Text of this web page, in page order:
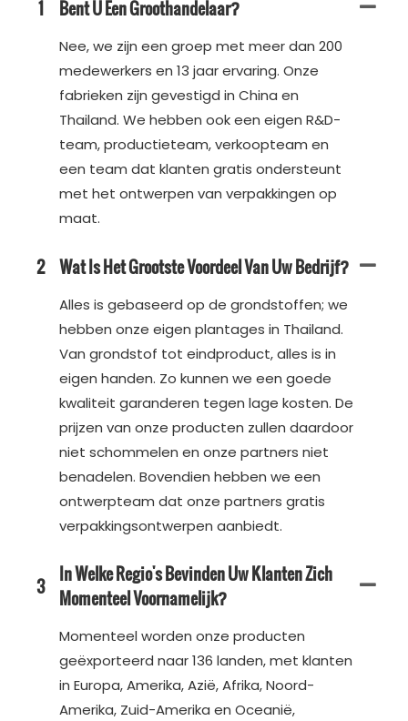
1 Bent U Een Groothandelaar?
Nee, we zijn een groep met meer dan 200
medewerkers en 13 jaar ervaring. Onze
fabrieken zijn gevestigd in China en
Thailand. We hebben ook een eigen R&D-
team, productieteam, verkoopteam en
een team dat klanten gratis ondersteunt
met het ontwerpen van verpakkingen op
maat.
2 Wat Is Het Grootste Voordeel Van Uw Bedrijf?
Alles is gebaseerd op de grondstoffen; we
hebben onze eigen plantages in Thailand.
Van grondstof tot eindproduct, alles is in
eigen handen. Zo kunnen we een goede
kwaliteit garanderen tegen lage kosten. De
prijzen van onze producten zullen daardoor
niet schommelen en onze partners niet
benadelen. Bovendien hebben we een
ontwerpteam dat onze partners gratis
verpakkingsontwerpen aanbiedt.
3 In Welke Regio's Bevinden Uw Klanten Zich
Momenteel Voornamelijk?
Momenteel worden onze producten
geëxporteerd naar 136 landen, met klanten
in Europa, Amerika, Azië, Afrika, Noord-
Amerika, Zuid-Amerika en Oceanië,